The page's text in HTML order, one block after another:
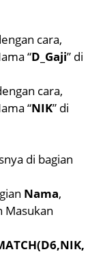
cara,
“D_Gaji” di
cara,
“NIK” di
di bagian
Nama,
Masukan